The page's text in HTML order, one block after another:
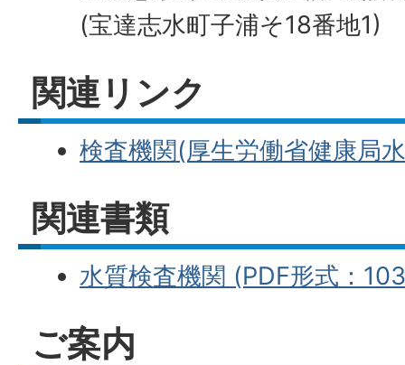
(宝達志水町子浦そ18番地1)
関連リンク
検査機関(厚生労働省健康局
関連書類
水質検査機関 (PDF形式：
ご案内